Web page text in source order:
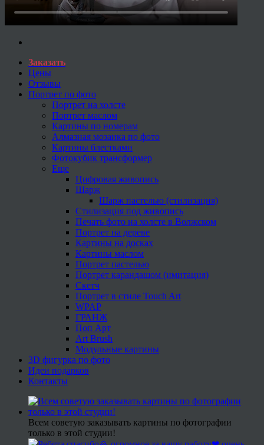
Заказать
Цены
Отзывы
Портрет по фото
Портрет на холсте
Портрет маслом
Картины по номерам
Алмазная мозаика по фото
Картины блестками
Фотокубик трансформер
Еще
Цифровая живопись
Шарж
Шарж пастелью (стилизация)
Стилизация под живопись
Печать фото на холсте в Волжском
Портрет на дереве
Картины на досках
Картины маслом
Портрет пастелью
Портрет карандашом (имитация)
Скетч
Портрет в стиле Touch Art
WPAP
ГРАНЖ
Поп Арт
Art Brush
Модульные картины
3D фигурка по фото
Идеи подарков
Контакты
Всем советую заказывать картины по фотографии
только в этой студии!